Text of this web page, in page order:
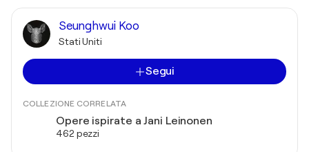
Seunghwui Koo
Stati Uniti
Segui
COLLEZIONE CORRELATA
Opere ispirate a Jani Leinonen
462 pezzi